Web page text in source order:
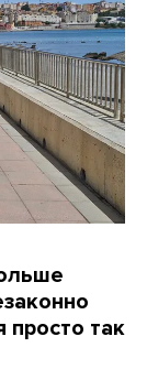
просто так